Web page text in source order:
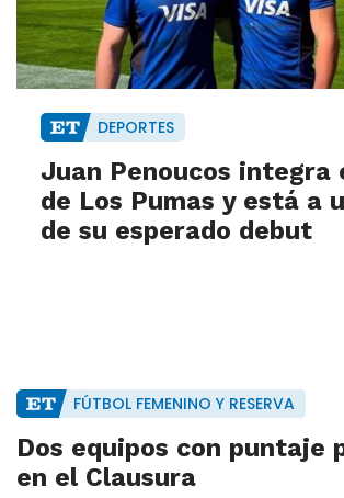
DEPORTES
Juan Penoucos integra
de Los Pumas y está a
de su esperado debut
FÚTBOL FEMENINO Y RESERVA
Dos equipos con puntaje
en el Clausura